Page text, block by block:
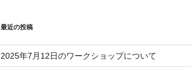
最近の投稿
2025年7月12日のワークショップについて